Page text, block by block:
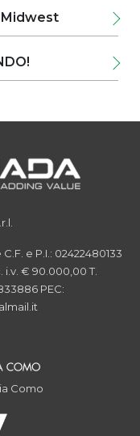
Midwest
C.F. e P.I.: 02422480133
i.v. € 90.000,00 T.
PEC:
Como